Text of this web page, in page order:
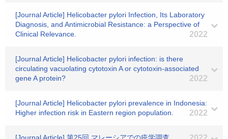
[Journal Article] Helicobacter pylori Infection, Its Laboratory
Diagnosis, and Antimicrobial Resistance: a Perspective of
Clinical Relevance.
2022
[Journal Article] Helicobacter pylori infection: is there
circulating vacuolating cytotoxin A or cytotoxin-associated
gene A protein?
2022
[Journal Article] Helicobacter pylori prevalence in Indonesia:
Higher infection risk in Eastern region population.
2022